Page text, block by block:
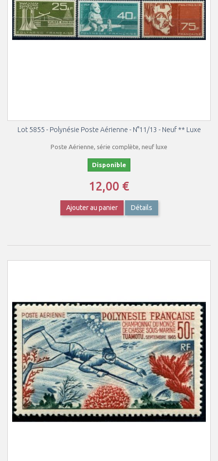
Lot 5855 - Polynésie Poste Aérienne - N°11/13 - Neuf ** Luxe
Poste Aérienne, série complète, neuf luxe
Disponible
12,00 €
Ajouter au panier Détails